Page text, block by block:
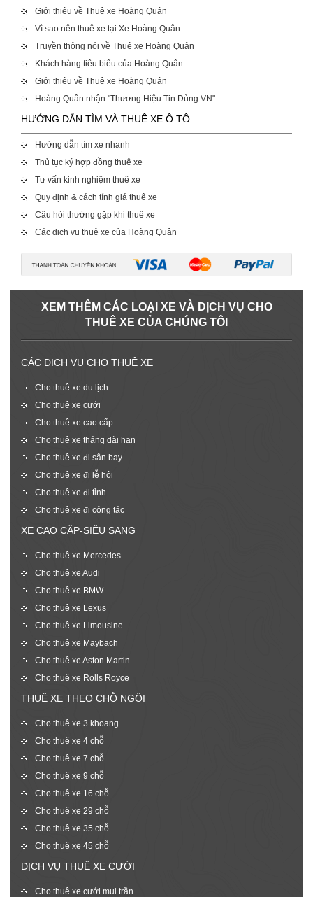
Giới thiệu về Thuê xe Hoàng Quân
Vì sao nên thuê xe tại Xe Hoàng Quân
Truyền thông nói về Thuê xe Hoàng Quân
Khách hàng tiêu biểu của Hoàng Quân
Giới thiệu về Thuê xe Hoàng Quân
Hoàng Quân nhận "Thương Hiệu Tin Dùng VN"
HƯỚNG DẪN TÌM VÀ THUÊ XE Ô TÔ
Hướng dẫn tìm xe nhanh
Thủ tục ký hợp đồng thuê xe
Tư vấn kinh nghiệm thuê xe
Quy định & cách tính giá thuê xe
Câu hỏi thường gặp khi thuê xe
Các dịch vụ thuê xe của Hoàng Quân
XEM THÊM CÁC LOẠI XE VÀ DỊCH VỤ CHO
THUÊ XE CỦA CHÚNG TÔI
CÁC DỊCH VỤ CHO THUÊ XE
Cho thuê xe du lịch
Cho thuê xe cưới
Cho thuê xe cao cấp
Cho thuê xe tháng dài hạn
Cho thuê xe đi sân bay
Cho thuê xe đi lễ hội
Cho thuê xe đi tỉnh
Cho thuê xe đi công tác
XE CAO CẤP-SIÊU SANG
Cho thuê xe Mercedes
Cho thuê xe Audi
Cho thuê xe BMW
Cho thuê xe Lexus
Cho thuê xe Limousine
Cho thuê xe Maybach
Cho thuê xe Aston Martin
Cho thuê xe Rolls Royce
THUÊ XE THEO CHỖ NGỒI
Cho thuê xe 3 khoang
Cho thuê xe 4 chỗ
Cho thuê xe 7 chỗ
Cho thuê xe 9 chỗ
Cho thuê xe 16 chỗ
Cho thuê xe 29 chỗ
Cho thuê xe 35 chỗ
Cho thuê xe 45 chỗ
DỊCH VỤ THUÊ XE CƯỚI
Cho thuê xe cưới mui trần